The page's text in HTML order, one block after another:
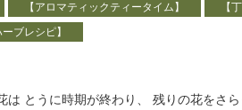
【アロマティックティータイム】
【
ブレシピ】
とうに時期が終わり、 残りの花をさ